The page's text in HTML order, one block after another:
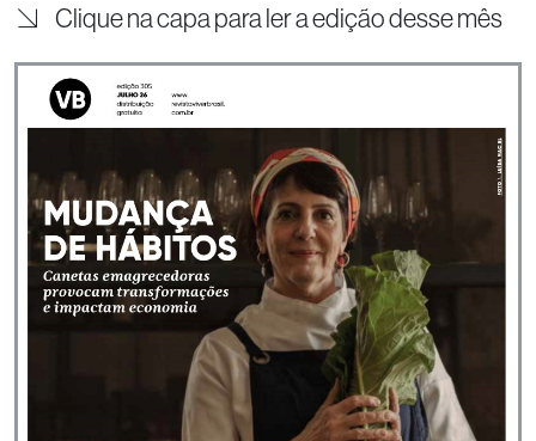
Clique na capa para ler a edição desse mês